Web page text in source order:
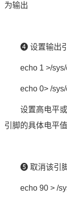
为输出
❹ 设置输出
echo 1 >/
echo 0> /
设置高电平
引脚的具体电平值
❺ 取消该引
echo 90 > /